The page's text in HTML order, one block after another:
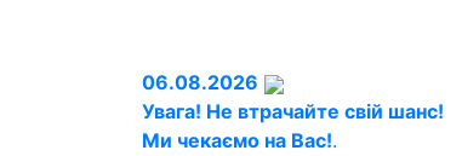
06.08.2026
Увага! Не втрачайте свій шанс!
Ми чекаємо на Вас!.